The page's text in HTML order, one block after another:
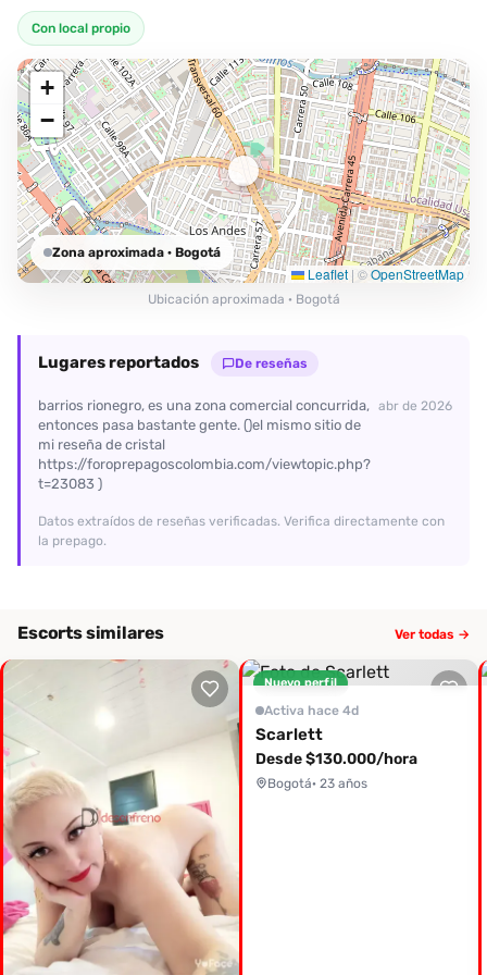
Con local propio
+
−
Leaflet | ©OpenStreetMap
Zona aproximada · Bogotá
Ubicación aproximada · Bogotá
Lugares reportados De reseñas
barrios rionegro, es una zona comercial concurrida,
entonces pasa bastante gente. ()el mismo sitio de
mi reseña de cristal
https://foroprepagoscolombia.com/viewtopic.php?
t=23083 )
abr de 2026
Datos extraídos de reseñas verificadas. Verifica directamente con
la prepago.
Escorts similares Ver todas →
Nuevo perfil
Activa hace 4d
Scarlett
Desde $130.000/hora
Bogotá· 23 años